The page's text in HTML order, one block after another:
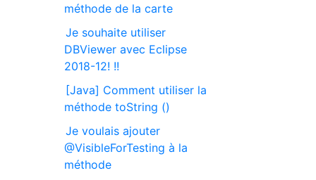
méthode de la carte
Je souhaite utiliser
DBViewer avec Eclipse
2018-12! !!
[Java] Comment utiliser la
méthode toString ()
Je voulais ajouter
@VisibleForTesting à la
méthode